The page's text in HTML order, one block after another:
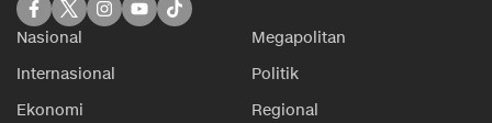
Nasional
Megapolitan
Internasional
Politik
Ekonomi
Regional